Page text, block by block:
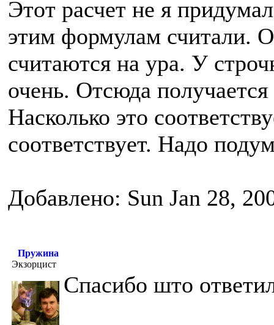
Этот расчет не я
этим формулам считали.
считаются на ура. У
очень. Отсюда
Насколько это
соответствует. Надо
Добавлено: Sun Jan 28,
Пружина
Экзорцист
Спасибо што